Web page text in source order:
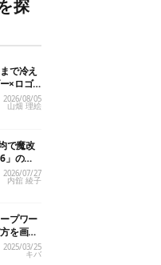
探
で冷え
×ロゴ
だった
2026/08/05
山畑 理絵
で魔改
」の使
ワザ6連
2026/07/27
内舘 綾子
プワー
を画像
2025/03/25
キバ